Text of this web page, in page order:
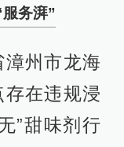
务湃”
州市龙海
在违规浸
”甜味剂行